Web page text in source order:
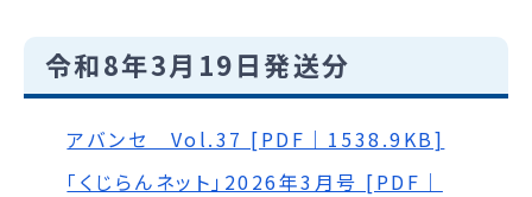
令和8年3月19日発送分
アバンセ Vol.37 [PDF｜1538.9KB]
｢くじらんネット｣2026年3月号 [PDF｜